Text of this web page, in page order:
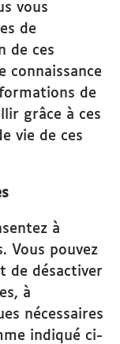
vous
de
de ces
connaissance
de
grâce à ces
vie de ces
à
Vous pouvez
de désactiver
à
nécessaires
indiqué ci-